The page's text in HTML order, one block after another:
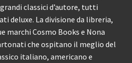
classici d’autore, tutti
deluxe. La divisione da libreria,
marchi Cosmo Books e Nona
che ospitano il meglio del
italiano, americano e